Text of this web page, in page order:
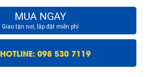
MUA NGAY
Giao tận nơi, lắp đặt miễn phí
HOTLINE: 098 530 7119